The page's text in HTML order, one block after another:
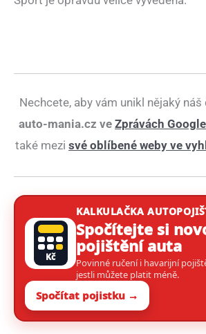
Nechcete, aby vám unikl nějaký náš
auto-mania.cz ve Zprávách Google
také mezi své oblíbené weby ve
Kč
KALKULAČKA
Spočítejte si
pojištění auta
Povinné ručení i havarijní
jestli můžete platit méně.
Spočítat pojistku →